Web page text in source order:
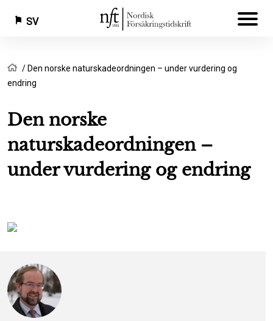
Hoppa
till
SV
Länkstig
HemDen norske naturskadeordningen – under vurdering og
endring
Den norske
naturskadeordningen –
under vurdering og endring